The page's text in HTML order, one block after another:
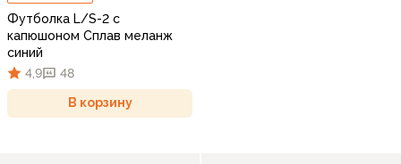
Футболка L/S-2 с
капюшоном Сплав меланж
cиний
4,9
48
В корзину